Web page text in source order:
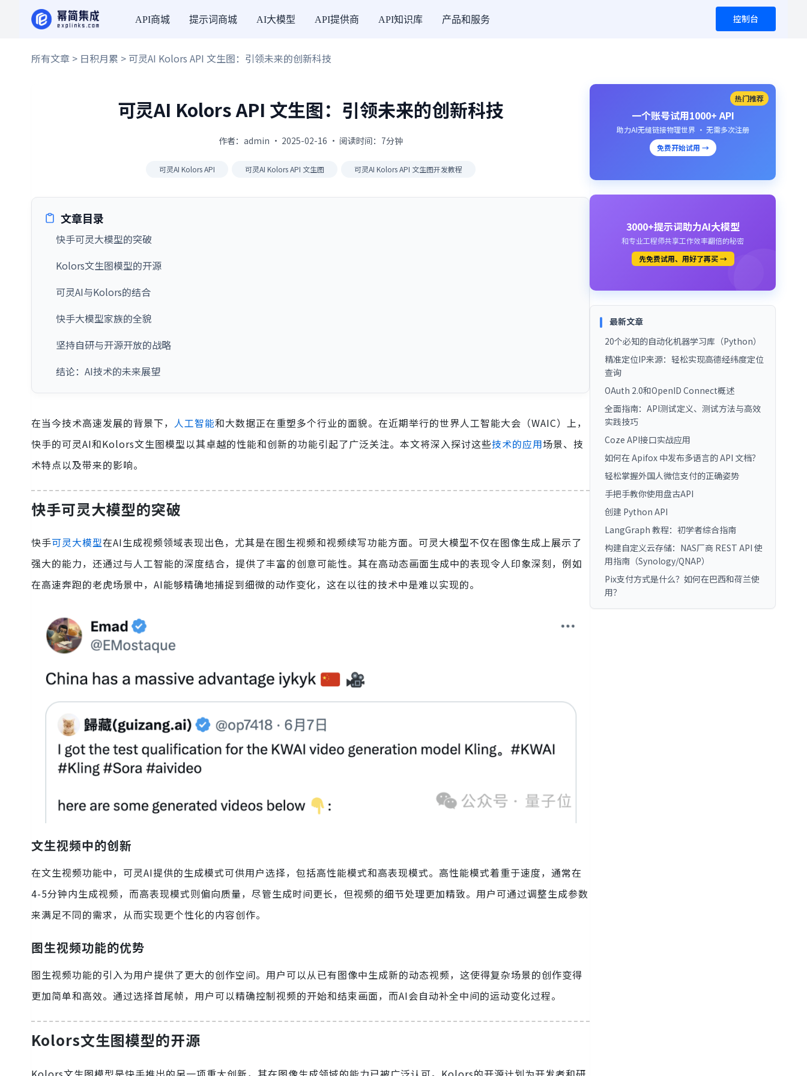
API商城 提示词商城 AI大模型 API提供商 API知识库 产品和服务 控制台
所有文章 > 日积月累 > 可灵AI Kolors API 文生图：引领未来的创新科技
可灵AI Kolors API 文生图：引领未来的创新科技
作者：admin · 2025-02-16 · 阅读时间：7分钟
可灵AI Kolors API 可灵AI Kolors API 文生图 可灵AI Kolors API 文生图开发教程
文章目录
快手可灵大模型的突破
Kolors文生图模型的开源
可灵AI与Kolors的结合
快手大模型家族的全貌
坚持自研与开源开放的战略
结论：AI技术的未来展望
在当今技术高速发展的背景下， 人工智能和大数据正在重塑多个行业的面貌。在近期举行的世界人工智能大会（WAIC）上，
快手的可灵AI和Kolors文生图模型以其卓越的性能和创新的功能引起了广泛关注。本文将深入探讨这些技术的应用场景、技
术特点以及带来的影响。
快手可灵大模型的突破
快手可灵大模型在AI生成视频领域表现出色，尤其是在图生视频和视频续写功能方面。可灵大模型不仅在图像生成上展示了
强大的能力，还通过与人工智能的深度结合，提供了丰富的创意可能性。其在高动态画面生成中的表现令人印象深刻，例如
在高速奔跑的老虎场景中，AI能够精确地捕捉到细微的动作变化，这在以往的技术中是难以实现的。
文生视频中的创新
在文生视频功能中，可灵AI提供的生成模式可供用户选择，包括高性能模式和高表现模式。高性能模式着重于速度，通常在
4-5分钟内生成视频，而高表现模式则偏向质量，尽管生成时间更长，但视频的细节处理更加精致。用户可通过调整生成参数
来满足不同的需求，从而实现更个性化的内容创作。
图生视频功能的优势
图生视频功能的引入为用户提供了更大的创作空间。用户可以从已有图像中生成新的动态视频，这使得复杂场景的创作变得
更加简单和高效。通过选择首尾帧，用户可以精确控制视频的开始和结束画面，而AI会自动补全中间的运动变化过程。
Kolors文生图模型的开源
热门推荐
一个账号试用1000+ API
助力AI无缝链接物理世界 · 无需多次注册
免费开始试用 →
3000+提示词助力AI大模型
和专业工程师共享工作效率翻倍的秘密
先免费试用、用好了再买 →
最新文章
20个必知的自动化机器学习库（Python）
精准定位IP来源：轻松实现高德经纬度定位
查询
OAuth 2.0和OpenID Connect概述
全面指南：API测试定义、测试方法与高效
实践技巧
Coze API接口实战应用
如何在 Apifox 中发布多语言的 API 文档？
轻松掌握外国人微信支付的正确姿势
手把手教你使用盘古API
创建 Python API
LangGraph 教程：初学者综合指南
构建自定义云存储：NAS厂商 REST API 使
用指南（Synology/QNAP）
Pix支付方式是什么？如何在巴西和荷兰使
用？